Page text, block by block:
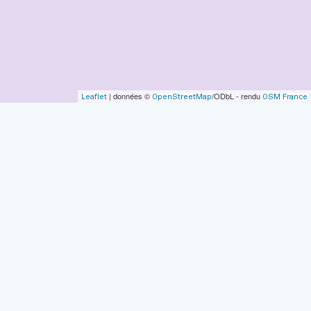
Leaflet | données © OpenStreetMap/ODbL - rendu OSM France